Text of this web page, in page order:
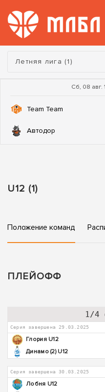
Турнир:
Летняя лига (1)
Сб, 08 авг.
Team Team
Автодор
U12 (1)
Положение команд
ПЛЕЙОФФ
1/4
Серия завершена 29.03.2025
Глория U12
Динамо (2) U12
Серия завершена 30.03.2025
Лобня U12